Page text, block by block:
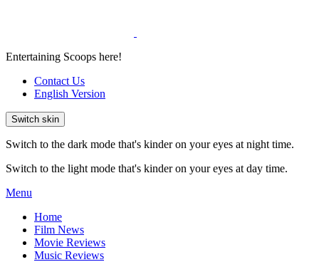
Entertaining Scoops here!
Contact Us
English Version
Switch skin
Switch to the dark mode that's kinder on your eyes at night time.
Switch to the light mode that's kinder on your eyes at day time.
Menu
Home
Film News
Movie Reviews
Music Reviews